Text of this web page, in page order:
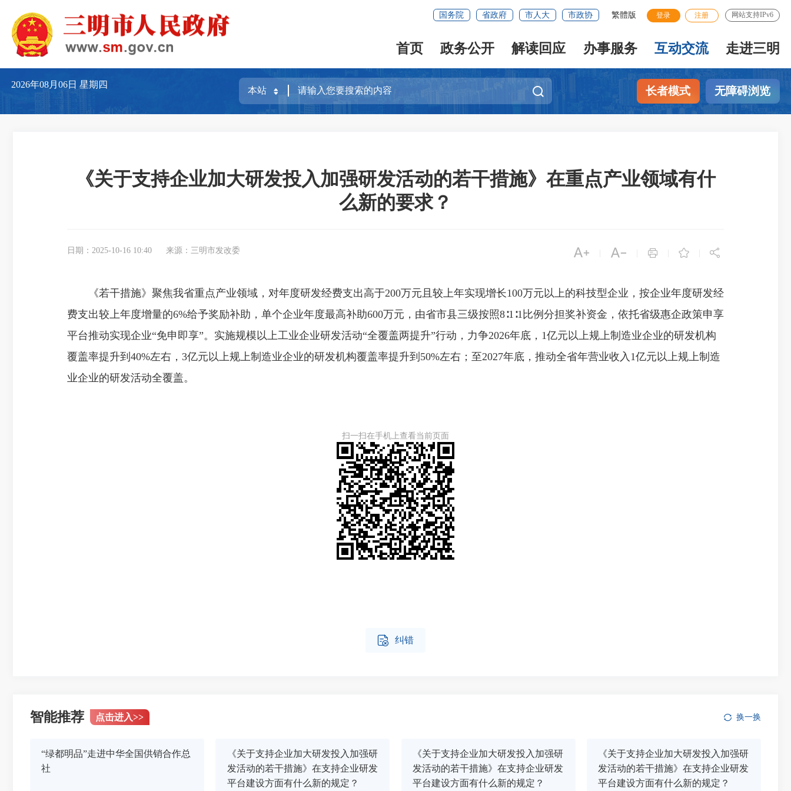
国务院 省政府 市人大 市政协 繁體版 登录 注册 网站支持IPv6
首页 政务公开 解读回应 办事服务 互动交流 走进三明
2026年08月06日星期四
长者模式 无障碍浏览
《关于支持企业加大研发投入加强研发活动的若干措施》在重点产业领域有什
么新的要求？
日期：2025-10-16 10:40 来源：三明市发改委     
《若干措施》聚焦我省重点产业领域，对年度研发经费支出高于200万元且较上年实现增长100万元以上的科技型企业，按企业年度研发经
费支出较上年度增量的6%给予奖励补助，单个企业年度最高补助600万元，由省市县三级按照8∶1∶1比例分担奖补资金，依托省级惠企政策申享
平台推动实现企业“免申即享”。实施规模以上工业企业研发活动“全覆盖两提升”行动，力争2026年底，1亿元以上规上制造业企业的研发机构
覆盖率提升到40%左右，3亿元以上规上制造业企业的研发机构覆盖率提升到50%左右；至2027年底，推动全省年营业收入1亿元以上规上制造
业企业的研发活动全覆盖。
扫一扫在手机上查看当前页面
 纠错
智能推荐 点击进入>> 换一换
“绿都明品”走进中华全国供销合作总
社
《关于支持企业加大研发投入加强研
发活动的若干措施》在支持企业研发
平台建设方面有什么新的规定？
《关于支持企业加大研发投入加强研
发活动的若干措施》在支持企业研发
平台建设方面有什么新的规定？
《关于支持企业加大研发投入加强研
发活动的若干措施》在支持企业研发
平台建设方面有什么新的规定？